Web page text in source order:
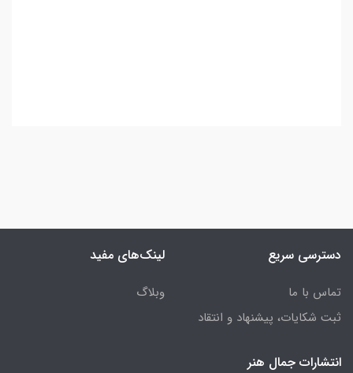
دسترسی سریع
تماس با ما
ثبت شکایات، پیشنهاد و انتقاد
لینک‌های مفید
وبلاگ
انتشارات جمال هنر